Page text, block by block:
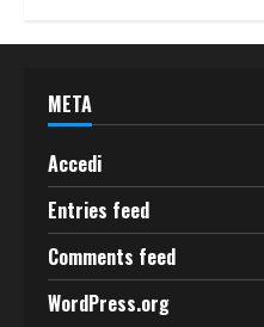
META
Accedi
Entries feed
Comments feed
WordPress.org